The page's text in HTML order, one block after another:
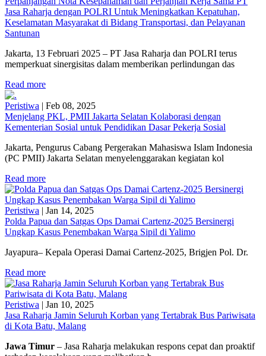
Jasa Raharja dengan POLRI Untuk Meningkatkan Kepatuhan,
Keselamatan Masyarakat di Bidang Transportasi, dan Pelayanan
Santunan
Jakarta, 13 Februari 2025 – PT Jasa Raharja dan POLRI terus
memperkuat sinergisitas dalam memberikan perlindungan das
Read more
Peristiwa | Feb 08, 2025
Menjelang PKL, PMII Jakarta Selatan Kolaborasi dengan
Kementerian Sosial untuk Pendidikan Dasar Pekerja Sosial
Jakarta, Pengurus Cabang Pergerakan Mahasiswa Islam Indonesia
(PC PMII) Jakarta Selatan menyelenggarakan kegiatan kol
Read more
Peristiwa | Jan 14, 2025
Polda Papua dan Satgas Ops Damai Cartenz-2025 Bersinergi
Ungkap Kasus Penembakan Warga Sipil di Yalimo
Jayapura– Kepala Operasi Damai Cartenz-2025, Brigjen Pol. Dr.
Read more
Peristiwa | Jan 10, 2025
Jasa Raharja Jamin Seluruh Korban yang Tertabrak Bus Pariwisata
di Kota Batu, Malang
Jawa Timur – Jasa Raharja melakukan respons cepat dan proaktif